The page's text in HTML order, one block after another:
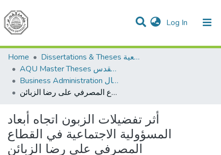
Log In (current)
Communities & Collections
All of DSpace
Home
Dissertations & Theses الرسائل الجامعية
AQU Master Theses الرسائل الجامعية الخاصة بجامعة القدس
Business Administration إدارة الاعمال
أثر تفضيلات الزبون اتجاه أبعاد المسؤولية الاجتماعية في القطاع المصرفي على رضا الزبائن
أثر تفضيلات الزبون اتجاه أبعاد
المسؤولية الاجتماعية في القطاع
المصرفي على رضا الزبائن